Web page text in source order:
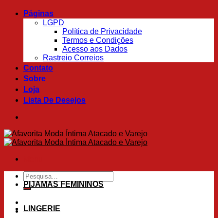
Skip
Páginas
LGPD
Política de Privacidade
Termos e Condições
Acesso aos Dados
Rastreio Correios
Contato
Sobre
Loja
Lista De Desejos
Pesquisar
por:
PIJAMAS FEMININOS
LINGERIE